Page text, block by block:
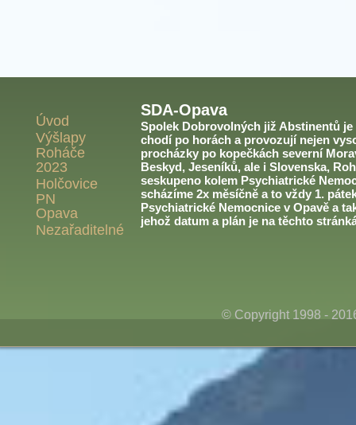
Úvod
Výšlapy
Roháče
2023
Holčovice
PN
Opava
Nezařaditelné
SDA-Opava
Spolek Dobrovolných již Abstinentů
chodí po horách a provozují nejen
procházky po kopečkách severní
Beskyd, Jeseníků, ale i Slovenska,
seskupeno kolem Psychiatrické
scházíme 2x měsíčně a to vždy 1.
Psychiatrické Nemocnice v Opavě a
jehož datum a plán je na těchto
© Copyright 1998 -